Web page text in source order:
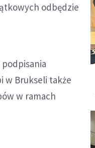
odbędzie
w Brukseli także
w ramach